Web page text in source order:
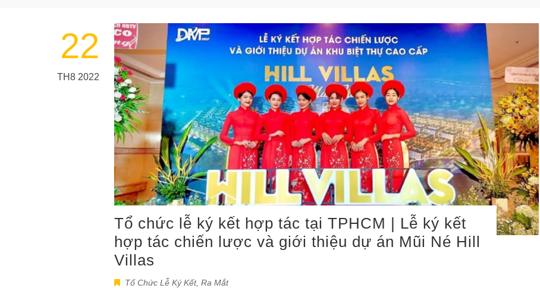
22
TH8 2022
Tổ chức lễ ký kết hợp tác tại TPHCM | Lễ ký kết
hợp tác chiến lược và giới thiệu dự án Mũi Né Hill
Villas
Tổ Chức Lễ Ký Kết, Ra Mắt